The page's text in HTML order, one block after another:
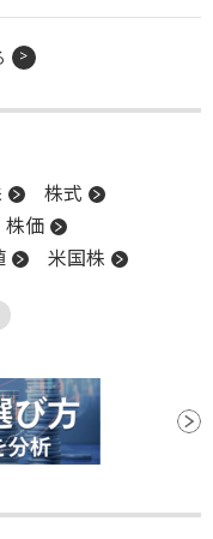
株式
株価
米国株